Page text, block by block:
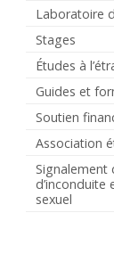
Laboratoire
Stages
Études à
Guides et
Soutien
Association
Signalement
d’inconduite
sexuel